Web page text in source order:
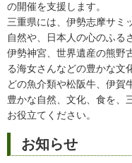
の開催を支援します。
三重県には、伊勢志摩サミ
自然や、日本人の心のふる
伊勢神宮、世界遺産の熊野
る海女さんなどの豊かな文
どの魚介類や松阪牛、伊賀
豊かな自然、文化、食を、
お役立てください。
お知らせ